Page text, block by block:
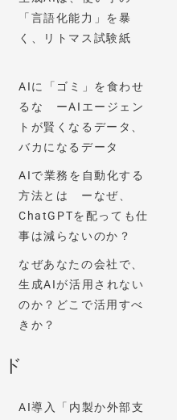
「言語化能力」を暴
く、リトマス試験紙
AIに「ゴミ」を食わせ
るな ーAIエージェン
トが賢くなるデータ、
バカになるデータ
AIで業務を自動化する
方法とは ーなぜ、
ChatGPTを配っても仕
事は減らないのか？
なぜあなたの会社で、
生成AIが活用されない
のか？どこで活用すべ
きか？
AI導入「内製か外部支